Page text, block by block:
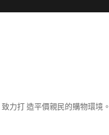
力打 造平價親民的購物環境。